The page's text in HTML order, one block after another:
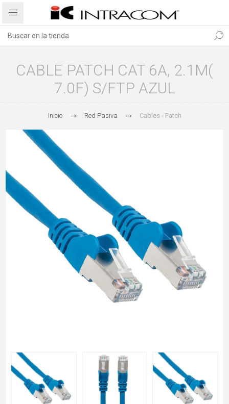
CABLE PATCH CAT 6A, 2.1M(
7.0F) S/FTP AZUL
Inicio Red Pasiva Cables - Patch